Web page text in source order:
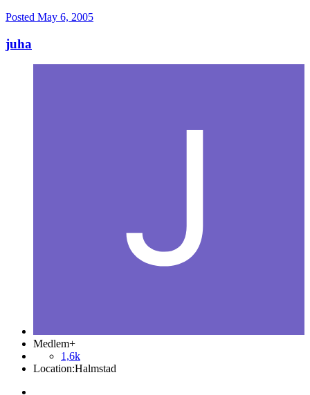
Posted May 6, 2005
juha
Medlem+
1,6k
Location:Halmstad